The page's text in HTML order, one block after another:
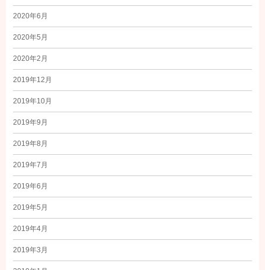
2020年6月
2020年5月
2020年2月
2019年12月
2019年10月
2019年9月
2019年8月
2019年7月
2019年6月
2019年5月
2019年4月
2019年3月